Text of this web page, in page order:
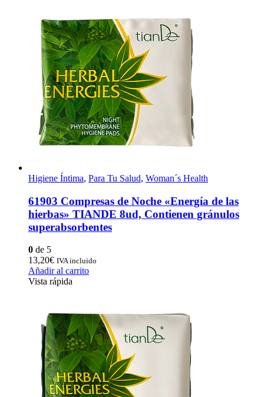
Higiene Íntima, Para Tu Salud, Woman´s Health
61903 Compresas de Noche «Energía de las
hierbas» TIANDE 8ud, Contienen gránulos
superabsorbentes
0 de 5
13,20€ IVA incluido
Añadir al carrito
Vista rápida